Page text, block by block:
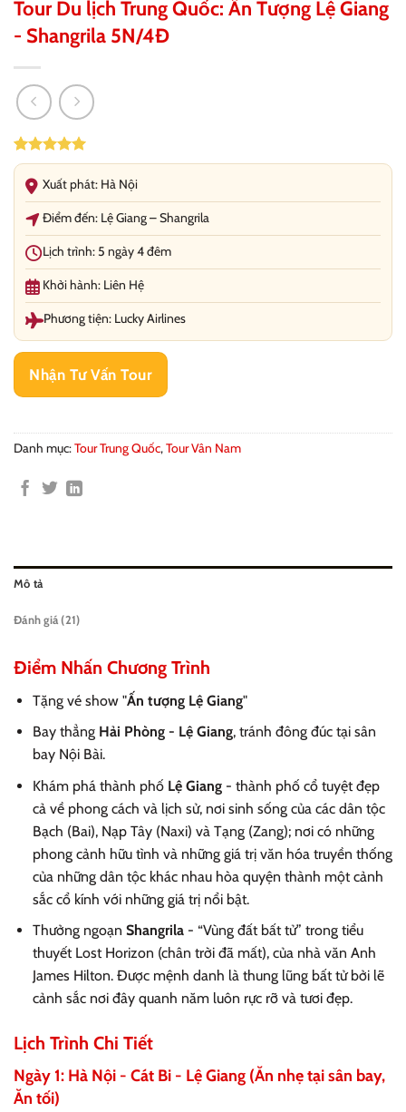
Tour Du lịch Trung Quốc: Ấn Tượng Lệ Giang
- Shangrila 5N/4Đ
5.00trên 5
dựa trên
21
đánh giá
Xuất phát: Hà Nội
Điểm đến: Lệ Giang – Shangrila
Lịch trình: 5 ngày 4 đêm
Khởi hành: Liên Hệ
Phương tiện: Lucky Airlines
Nhận Tư Vấn Tour
Danh mục:Tour Trung Quốc,Tour Vân Nam
Mô tả
Đánh giá (21)
Điểm Nhấn Chương Trình
Tặng vé show "Ấn tượng Lệ Giang"
Bay thẳng Hải Phòng - Lệ Giang, tránh đông đúc tại sân
bay Nội Bài.
Khám phá thành phố Lệ Giang- thành phố cổ tuyệt đẹp
cả về phong cách và lịch sử, nơi sinh sống của các dân tộc
Bạch (Bai), Nạp Tây (Naxi) và Tạng (Zang); nơi có những
phong cảnh hữu tình và những giá trị văn hóa truyền thống
của những dân tộc khác nhau hòa quyện thành một cảnh
sắc cổ kính với những giá trị nổi bật.
Thưởng ngoạn Shangrila- “Vùng đất bất tử” trong tiểu
thuyết Lost Horizon (chân trời đã mất), của nhà văn Anh
James Hilton. Được mệnh danh là thung lũng bất tử bởi lẽ
cảnh sắc nơi đây quanh năm luôn rực rỡ và tươi đẹp.
Lịch Trình Chi Tiết
Ngày 1: Hà Nội - Cát Bi - Lệ Giang (Ăn nhẹ tại sân bay,
Ăn tối)